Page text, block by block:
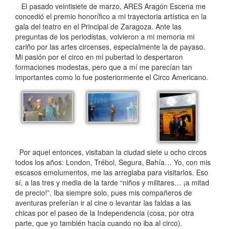
El pasado veintisiete de marzo, ARES Aragón Escena me
concedió el premio honorífico a mi trayectoria artística en la
gala del teatro en el Principal de Zaragoza. Ante las
preguntas de los periodistas, volvieron a mi memoria mi
cariño por las artes circenses, especialmente la de payaso.
Mi pasión por el circo en mi pubertad lo despertaron
formaciones modestas, pero que a mí me parecían tan
importantes como lo fue posteriormente el Circo Americano.
Por aquel entonces, visitaban la ciudad siete u ocho circos
todos los años: London, Trébol, Segura, Bahía… Yo, con mis
escasos emolumentos, me las arreglaba para visitarlos. Eso
sí, a las tres y media de la tarde “niños y militares… ¡a mitad
de precio!”. Iba siempre solo, pues mis compañeros de
aventuras preferían ir al cine o levantar las faldas a las
chicas por el paseo de la Independencia (cosa, por otra
parte, que yo también hacía cuando no iba al circo).